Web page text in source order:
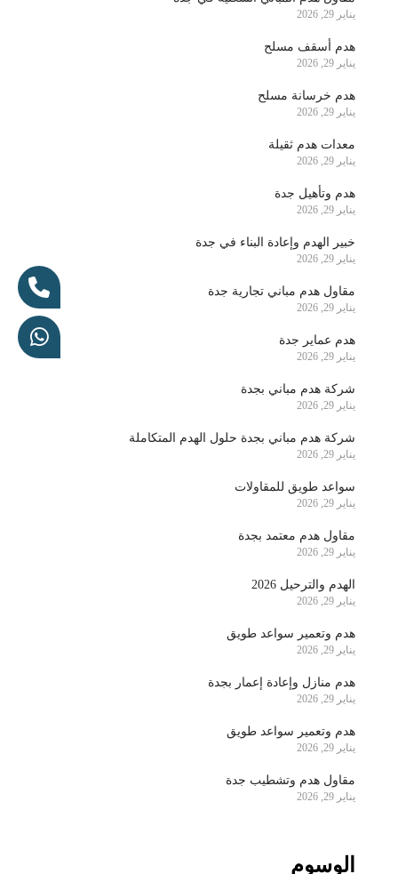
يناير 29, 2026
هدم أسقف مسلح
يناير 29, 2026
هدم خرسانة مسلح
يناير 29, 2026
معدات هدم ثقيلة
يناير 29, 2026
هدم وتأهيل جدة
يناير 29, 2026
خبير الهدم وإعادة البناء في جدة
يناير 29, 2026
مقاول هدم مباني تجارية جدة
يناير 29, 2026
هدم عماير جدة
يناير 29, 2026
شركة هدم مباني بجدة
يناير 29, 2026
شركة هدم مباني بجدة حلول الهدم المتكاملة
يناير 29, 2026
سواعد طويق للمقاولات
يناير 29, 2026
مقاول هدم معتمد بجدة
يناير 29, 2026
الهدم والترحيل 2026
يناير 29, 2026
هدم وتعمير سواعد طويق
يناير 29, 2026
هدم منازل وإعادة إعمار بجدة
يناير 29, 2026
هدم وتعمير سواعد طويق
يناير 29, 2026
مقاول هدم وتشطيب جدة
يناير 29, 2026
الوسوم